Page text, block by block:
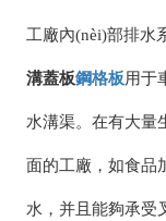
工廠內(nèi)部排水
溝蓋板鋼格板用于
水溝渠。在有大
面的工廠，如食品
水，并且能夠承受